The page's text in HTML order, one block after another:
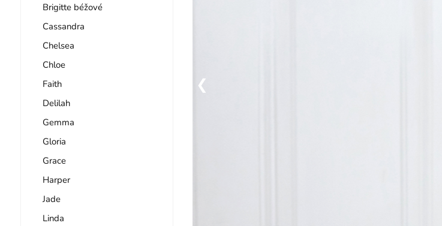
Brigitte béžové
Cassandra
Chelsea
Chloe
Faith
Delilah
Gemma
Gloria
Grace
Harper
Jade
Linda